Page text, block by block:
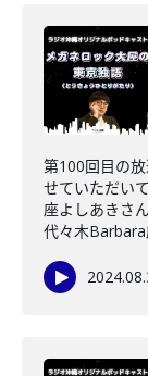
第100回目の
せていただい
座よしあきさ
代々木